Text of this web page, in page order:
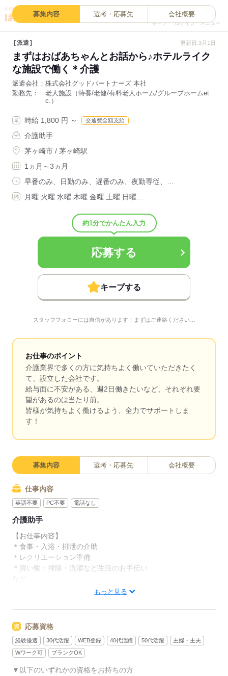
キープ ログイン メニュー
募集内容 選考・応募先 会社概要
派遣 更新日:3月1日
まずはおばあちゃんとお話から♪ホテルライク
な施設で働く＊介護
派遣会社
株式会社グッドパートナーズ 本社
勤務先
老人施設（特養/老健/有料老人ホーム/グループホームet
c.）
時給 1,800 円 ～ 交通費全額支給
介護助手
茅ヶ崎市 / 茅ヶ崎駅
1ヵ月～3ヵ月
早番のみ、日勤のみ、遅番のみ、夜勤専従、…
月曜 火曜 水曜 木曜 金曜 土曜 日曜…
約1分でかんたん入力
応募する
キープする
スタッフフォローには自信があります！まずはご連絡ください…
お仕事のポイント
介護業界で多くの方に気持ちよく働いていただきたく
て、設立した会社です。
給与面に不安がある、週2日働きたいなど、それぞれ要
望があるのは当たり前。
皆様が気持ちよく働けるよう、全力でサポートしま
す！
募集内容 選考・応募先 会社概要
仕事内容
英語不要 PC不要 電話なし
介護助手
【お仕事内容】
＊食事・入浴・排泄の介助
＊レクリエーション準備
＊買い物・掃除・洗濯など生活のお手伝い
め、
毎日相談しやすい環境を整えてお待ちしております♪
★様々な研修でフォローアップ★
無資格未経験者への研修プログラムや、eラーニングによる研修
もっと見る
応募資格
経験優遇 30代活躍 WEB登録 40代活躍 50代活躍
主婦・主夫
Wワーク可
ブランクOK
▼以下のいずれかの資格をお持ちの方